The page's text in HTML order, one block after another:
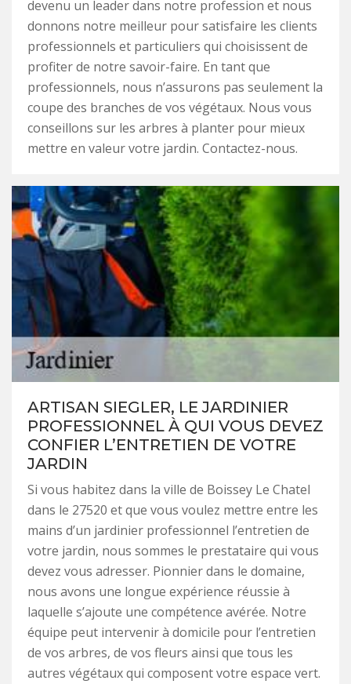
devenu un leader dans notre profession et nous
donnons notre meilleur pour satisfaire les clients
professionnels et particuliers qui choisissent de
profiter de notre savoir-faire. En tant que
professionnels, nous n’assurons pas seulement la
coupe des branches de vos végétaux. Nous vous
conseillons sur les arbres à planter pour mieux
mettre en valeur votre jardin. Contactez-nous.
ARTISAN SIEGLER, LE JARDINIER
PROFESSIONNEL À QUI VOUS DEVEZ
CONFIER L’ENTRETIEN DE VOTRE
JARDIN
Si vous habitez dans la ville de Boissey Le Chatel
dans le 27520 et que vous voulez mettre entre les
mains d’un jardinier professionnel l’entretien de
votre jardin, nous sommes le prestataire qui vous
devez vous adresser. Pionnier dans le domaine,
nous avons une longue expérience réussie à
laquelle s’ajoute une compétence avérée. Notre
équipe peut intervenir à domicile pour l’entretien
de vos arbres, de vos fleurs ainsi que tous les
autres végétaux qui composent votre espace vert.